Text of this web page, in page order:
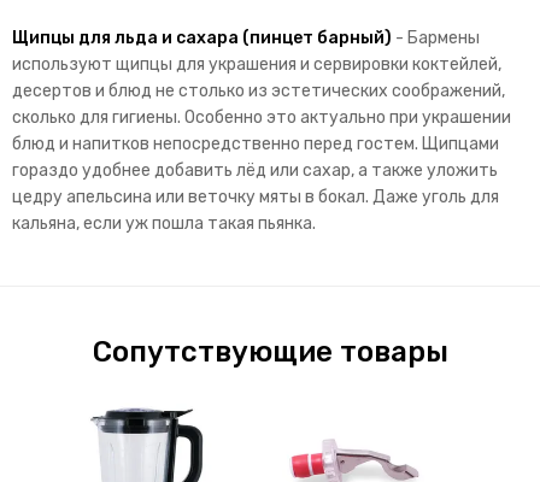
Щипцы для льда и сахара (пинцет барный) - Бармены
используют щипцы для украшения и сервировки коктейлей,
десертов и блюд не столько из эстетических соображений,
сколько для гигиены. Особенно это актуально при украшении
блюд и напитков непосредственно перед гостем. Щипцами
гораздо удобнее добавить лёд или сахар, а также уложить
цедру апельсина или веточку мяты в бокал. Даже уголь для
кальяна, если уж пошла такая пьянка.
Сопутствующие товары